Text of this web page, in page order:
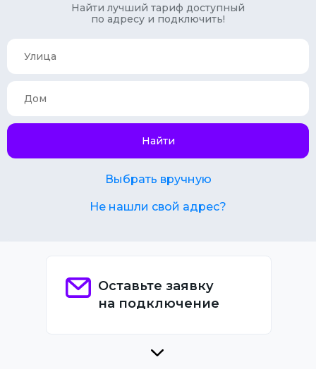
Найти лучший тариф доступный
по адресу и подключить!
Найти
Выбрать вручную
Не нашли свой адрес?
Оставьте заявку
на подключение